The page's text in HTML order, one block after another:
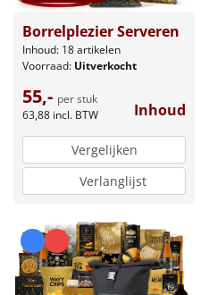
Borrelplezier Serveren
Inhoud: 18 artikelen
Voorraad: Uitverkocht
55,- per stuk
63,88 incl. BTW Inhoud
Vergelijken
Verlanglijst